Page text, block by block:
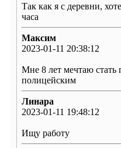
Так как я с деревни,
часа
Максим
2023-01-11 20:38:12
Мне 8 лет мечтаю стать
полицейским
Линара
2023-01-11 19:48:12
Ищу работу